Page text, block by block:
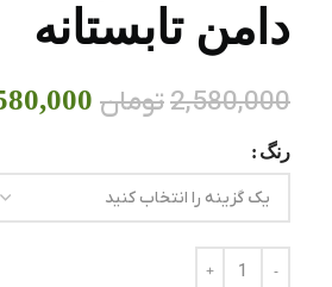
دامن تابستانه
2,580,000تومان
رنگ